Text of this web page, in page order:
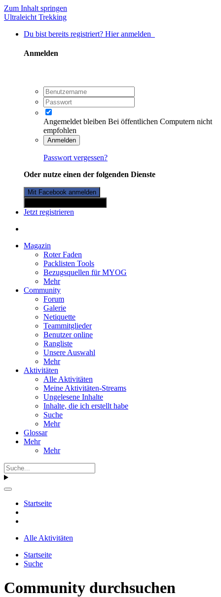
Zum Inhalt springen
Ultraleicht Trekking
Du bist bereits registriert? Hier anmelden
Anmelden
Angemeldet bleiben Bei öffentlichen Computern nicht
empfohlen
Anmelden
Passwort vergessen?
Oder nutze einen der folgenden Dienste
Mit Facebook anmelden
Jetzt registrieren
Magazin
Roter Faden
Packlisten Tools
Bezugsquellen für MYOG
Mehr
Community
Forum
Galerie
Netiquette
Teammitglieder
Benutzer online
Rangliste
Unsere Auswahl
Mehr
Aktivitäten
Alle Aktivitäten
Meine Aktivitäten-Streams
Ungelesene Inhalte
Inhalte, die ich erstellt habe
Suche
Mehr
Glossar
Mehr
Mehr
Startseite
Alle Aktivitäten
Startseite
Suche
Community durchsuchen